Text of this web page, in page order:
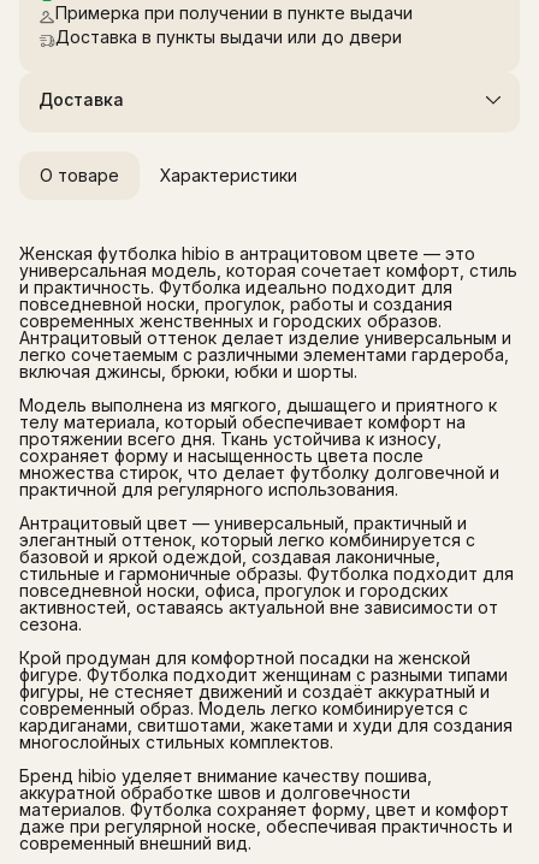
Примерка при получении в пункте выдачи
Доставка в пункты выдачи или до двери
Доставка
О товаре Характеристики
Женская футболка hibio в антрацитовом цвете — это
универсальная модель, которая сочетает комфорт, стиль
и практичность. Футболка идеально подходит для
повседневной носки, прогулок, работы и создания
современных женственных и городских образов.
Антрацитовый оттенок делает изделие универсальным и
легко сочетаемым с различными элементами гардероба,
включая джинсы, брюки, юбки и шорты.
Модель выполнена из мягкого, дышащего и приятного к
телу материала, который обеспечивает комфорт на
протяжении всего дня. Ткань устойчива к износу,
сохраняет форму и насыщенность цвета после
множества стирок, что делает футболку долговечной и
практичной для регулярного использования.
Антрацитовый цвет — универсальный, практичный и
элегантный оттенок, который легко комбинируется с
базовой и яркой одеждой, создавая лаконичные,
стильные и гармоничные образы. Футболка подходит для
повседневной носки, офиса, прогулок и городских
активностей, оставаясь актуальной вне зависимости от
сезона.
Крой продуман для комфортной посадки на женской
фигуре. Футболка подходит женщинам с разными типами
фигуры, не стесняет движений и создаёт аккуратный и
современный образ. Модель легко комбинируется с
кардиганами, свитшотами, жакетами и худи для создания
многослойных стильных комплектов.
Бренд hibio уделяет внимание качеству пошива,
аккуратной обработке швов и долговечности
материалов. Футболка сохраняет форму, цвет и комфорт
даже при регулярной носке, обеспечивая практичность и
современный внешний вид.